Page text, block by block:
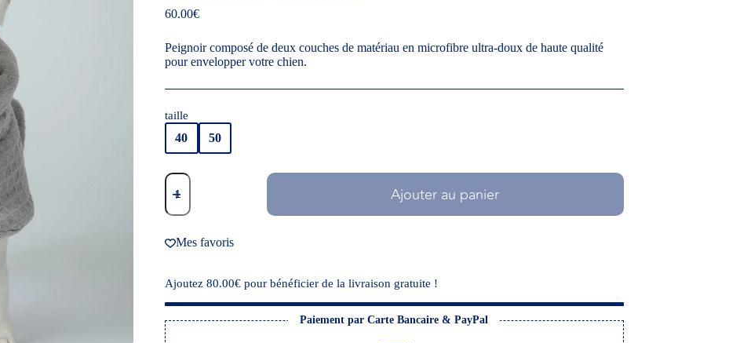
60.00€
Peignoir composé de deux couches de matériau en microfibre ultra-doux de haute qualité
pour envelopper votre chien.
taille
40 50
Ajouter au panier
Mes favoris
Ajoutez 80.00€pour bénéficier de la livraison gratuite !
Paiement par Carte Bancaire & PayPal